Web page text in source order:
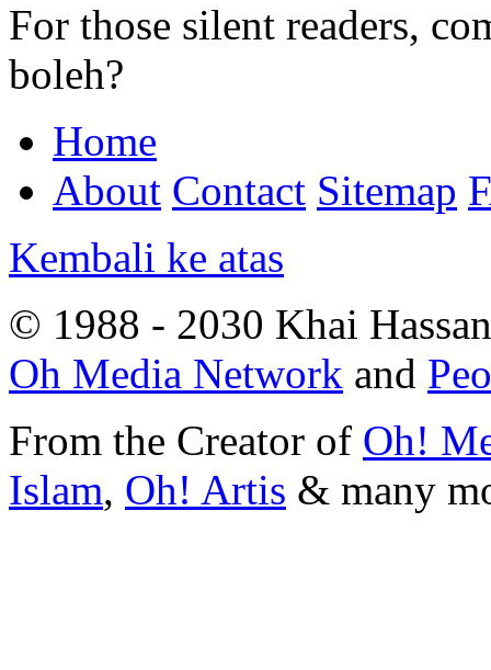
For those silent readers,
boleh?
Home
About Contact Sitemap
Kembali ke atas
© 1988 - 2030 Khai
Oh Media Network and
From the Creator of Oh!
Islam, Oh! Artis & many